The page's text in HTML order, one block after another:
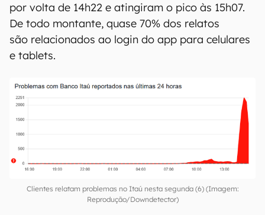
por volta de 14h22 e atingiram o pico às 15h07.
De todo montante, quase 70% dos relatos
são relacionados ao login do app para celulares
e tablets.
Clientes relatam problemas no Itaú nesta segunda (6) (Imagem:
Reprodução/Downdetector)